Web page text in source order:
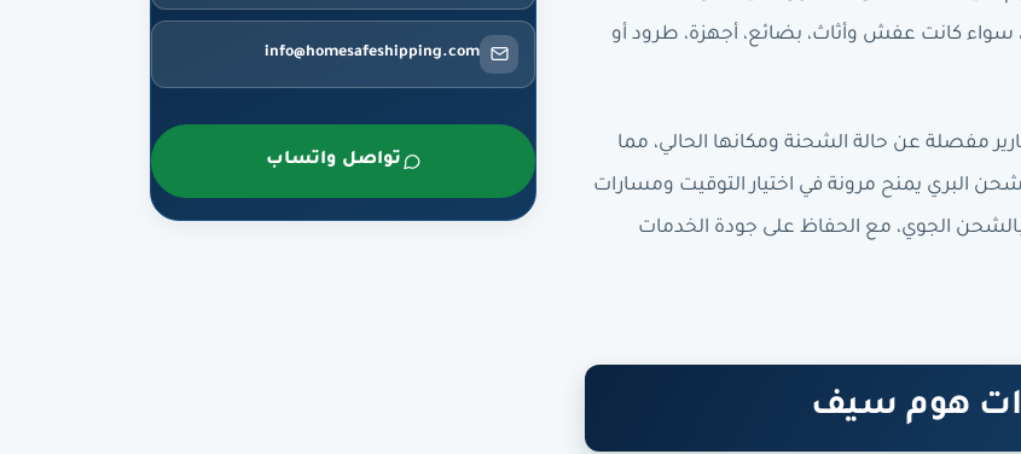
سواء كانت عفش وأثاث، بضائع، أجهزة، طرود أو
مفصلة عن حالة الشحنة ومكانها الحالي، مما
البري يمنح مرونة في اختيار التوقيت ومسارات
الجوي، مع الحفاظ على جودة الخدمات
هوم سيف
info@homesafeshipping.com
تواصل واتساب